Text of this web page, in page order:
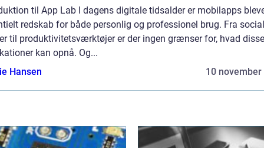
til App Lab I dagens digitale tidsalder er mobilapps
redskab for både personlig og professionel brug. Fra
til produktivitetsværktøjer er der ingen grænser for, hvad
kan opnå. Og...
Hansen
10 november